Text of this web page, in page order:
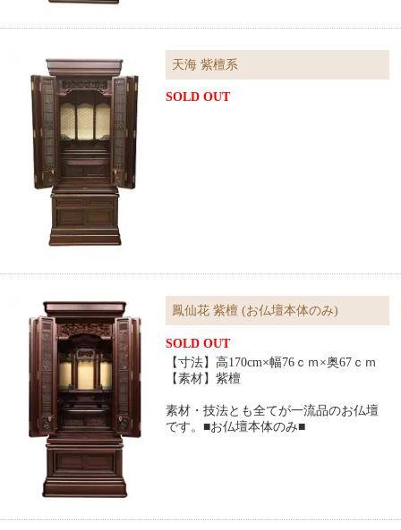
天海 紫檀系
SOLD OUT
鳳仙花 紫檀 (お仏壇本体のみ)
SOLD OUT
【寸法】高170cm×幅76ｃｍ×奥67ｃｍ
【素材】紫檀
素材・技法とも全てが一流品のお仏壇
です。■お仏壇本体のみ■